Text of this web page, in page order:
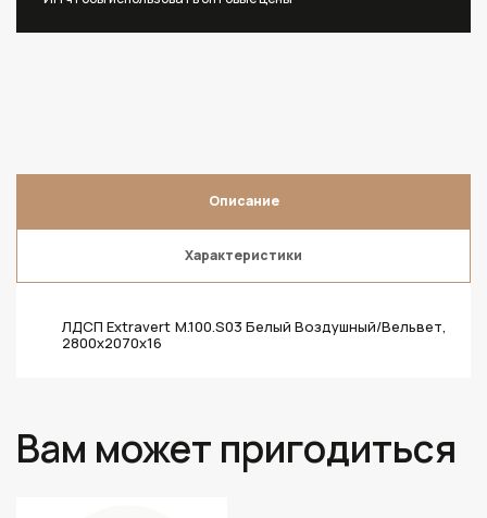
Описание
Характеристики
ЛДСП Extravert M.100.S03 Белый Воздушный/Вельвет,
2800х2070х16
Вам может пригодиться